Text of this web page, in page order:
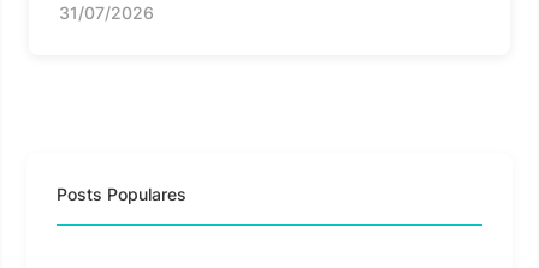
31/07/2026
Posts Populares